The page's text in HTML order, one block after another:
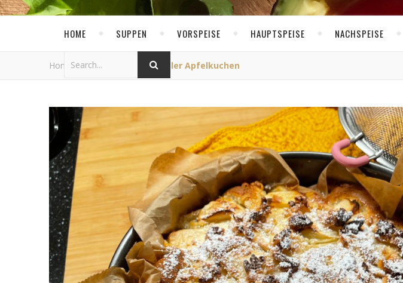
HOME SUPPEN VORSPEISE HAUPTSPEISE NACHSPEISE
Home / Allgemein Schneller Apfelkuchen